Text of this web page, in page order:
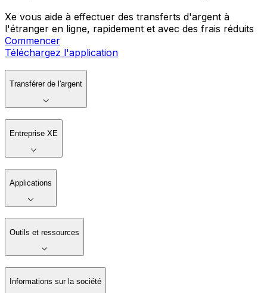
Xe vous aide à effectuer des transferts d'argent à
l'étranger en ligne, rapidement et avec des frais réduits
Commencer
Téléchargez l'application
Transférer de l'argent
Entreprise XE
Applications
Outils et ressources
Informations sur la société